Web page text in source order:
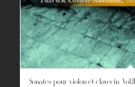
Sonates pour violon et clavecin